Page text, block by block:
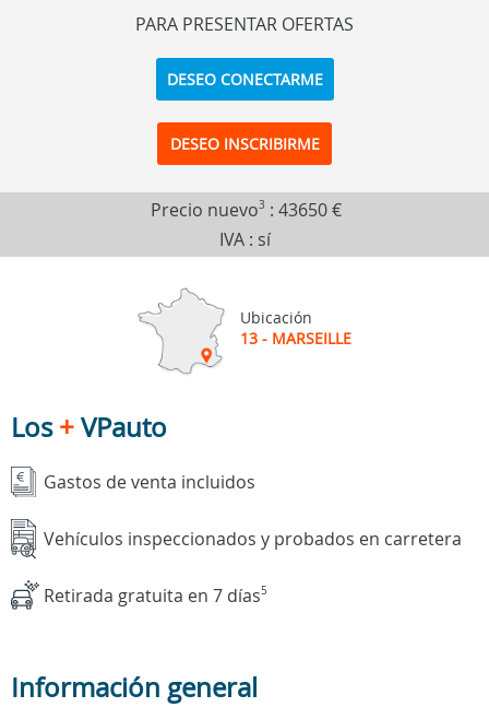
PARA PRESENTAR OFERTAS
DESEO CONECTARME
DESEO INSCRIBIRME
Precio nuevo3 : 43650 €
IVA : sí
Ubicación
13 - MARSEILLE
Los+VPauto
Gastos de venta incluidos
Vehículos inspeccionados y probados en carretera
Retirada gratuita en 7 días5
Información general